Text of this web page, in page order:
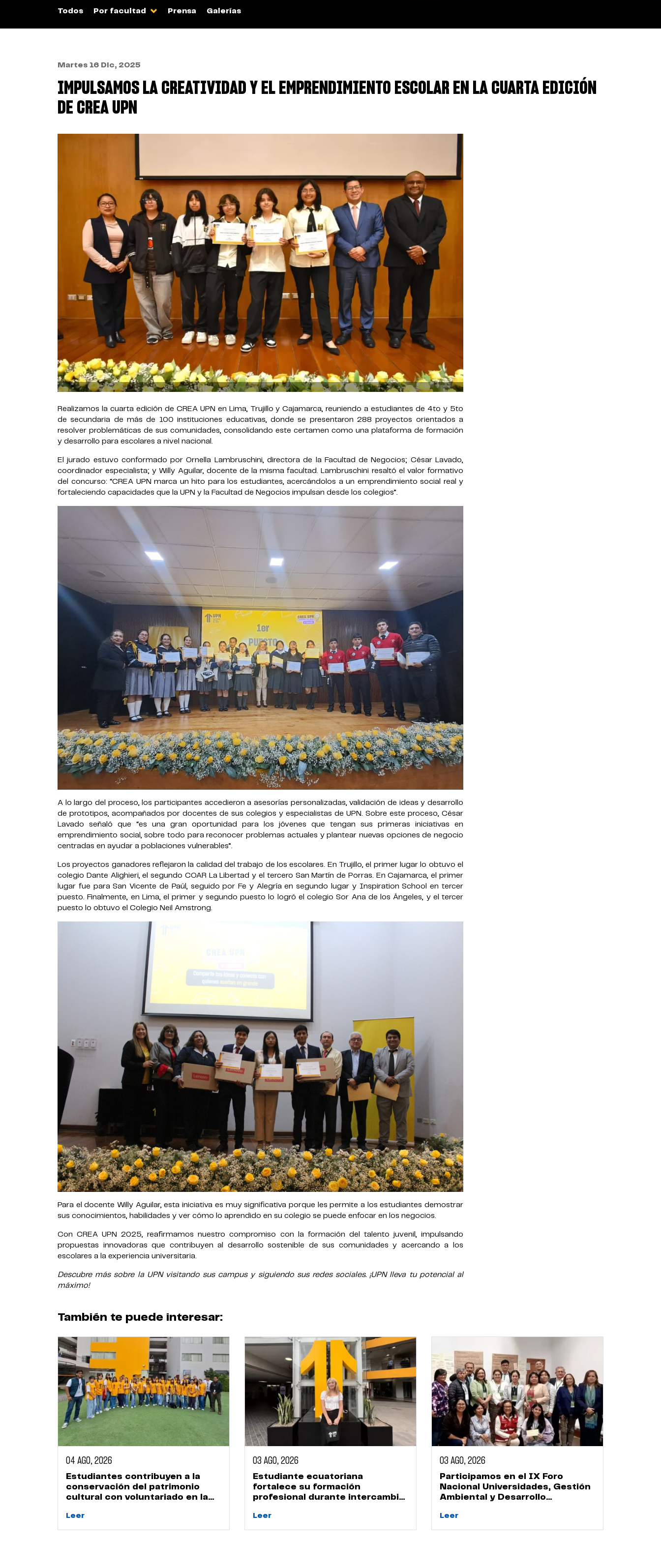
Todos Por facultad Prensa Galerías
Martes 16 Dic, 2025
IMPULSAMOS LA CREATIVIDAD Y EL EMPRENDIMIENTO ESCOLAR EN LA CUARTA EDICIÓN
DE CREA UPN
Realizamos la cuarta edición de CREA UPN en Lima, Trujillo y Cajamarca, reuniendo a estudiantes de 4to y 5to
de secundaria de más de 100 instituciones educativas, donde se presentaron 288 proyectos orientados a
resolver problemáticas de sus comunidades, consolidando este certamen como una plataforma de formación
y desarrollo para escolares a nivel nacional.
El jurado estuvo conformado por Ornella Lambruschini, directora de la Facultad de Negocios; César Lavado,
coordinador especialista; y Willy Aguilar, docente de la misma facultad. Lambruschini resaltó el valor formativo
del concurso: “CREA UPN marca un hito para los estudiantes, acercándolos a un emprendimiento social real y
fortaleciendo capacidades que la UPN y la Facultad de Negocios impulsan desde los colegios”.
A lo largo del proceso, los participantes accedieron a asesorías personalizadas, validación de ideas y desarrollo
de prototipos, acompañados por docentes de sus colegios y especialistas de UPN. Sobre este proceso, César
Lavado señaló que “es una gran oportunidad para los jóvenes que tengan sus primeras iniciativas en
emprendimiento social, sobre todo para reconocer problemas actuales y plantear nuevas opciones de negocio
centradas en ayudar a poblaciones vulnerables”.
Los proyectos ganadores reflejaron la calidad del trabajo de los escolares. En Trujillo, el primer lugar lo obtuvo el
colegio Dante Alighieri, el segundo COAR La Libertad y el tercero San Martín de Porras. En Cajamarca, el primer
lugar fue para San Vicente de Paúl, seguido por Fe y Alegría en segundo lugar y Inspiration School en tercer
puesto. Finalmente, en Lima, el primer y segundo puesto lo logró el colegio Sor Ana de los Ángeles, y el tercer
puesto lo obtuvo el Colegio Neil Amstrong.
Para el docente Willy Aguilar, esta iniciativa es muy significativa porque les permite a los estudiantes demostrar
sus conocimientos, habilidades y ver cómo lo aprendido en su colegio se puede enfocar en los negocios.
Con CREA UPN 2025, reafirmamos nuestro compromiso con la formación del talento juvenil, impulsando
propuestas innovadoras que contribuyen al desarrollo sostenible de sus comunidades y acercando a los
escolares a la experiencia universitaria.
Descubre más sobre la UPN visitando sus campus y siguiendo sus redes sociales. ¡UPN lleva tu potencial al
máximo!
También te puede interesar:
04 AGO, 2026
Estudiantes contribuyen a la
conservación del patrimonio
cultural con voluntariado en la
Leer
03 AGO, 2026
Estudiante ecuatoriana
fortalece su formación
profesional durante intercambio
Leer
03 AGO, 2026
Participamos en el IX Foro
Nacional Universidades, Gestión
Ambiental y Desarrollo
Leer